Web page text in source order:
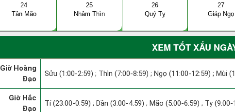
24
Tân Mão
25
Nhâm Thìn
26
Quý Tỵ
27
Giáp Ngọ
XEM TỐT XẤU
Giờ Hoàng
Đạo
Sửu (1:00-2:59) ; Thìn (7:00-8:59) ; Ngọ (11:00-12:59) ; Mùi
Giờ Hắc
Đạo
Tí (23:00-0:59) ; Dần (3:00-4:59) ; Mão (5:00-6:59) ; Tỵ